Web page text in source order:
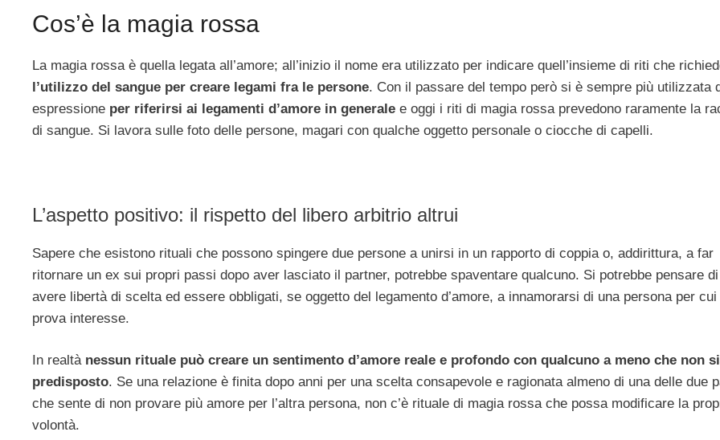
Cos’è la magia rossa
La magia rossa è quella legata all’amore; all’inizio il nome era utilizzato per indicare quell’insieme di riti che
l’utilizzo del sangue per creare legami fra le persone. Con il passare del tempo però si è sempre più utilizzata
espressione per riferirsi ai legamenti d’amore in generale e oggi i riti di magia rossa prevedono raramente la
di sangue. Si lavora sulle foto delle persone, magari con qualche oggetto personale o ciocche di capelli.
L’aspetto positivo: il rispetto del libero arbitrio altrui
Sapere che esistono rituali che possono spingere due persone a unirsi in un rapporto di coppia o, addirittura, a far
ritornare un ex sui propri passi dopo aver lasciato il partner, potrebbe spaventare qualcuno. Si potrebbe pensare
avere libertà di scelta ed essere obbligati, se oggetto del legamento d’amore, a innamorarsi di una persona per cui
prova interesse.
In realtà nessun rituale può creare un sentimento d’amore reale e profondo con qualcuno a meno che non
predisposto. Se una relazione è finita dopo anni per una scelta consapevole e ragionata almeno di una delle due
che sente di non provare più amore per l’altra persona, non c’è rituale di magia rossa che possa modificare la
volontà.